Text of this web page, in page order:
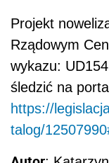
Projekt
Rządowym
wykazu:
śledzić na
https://
talog/